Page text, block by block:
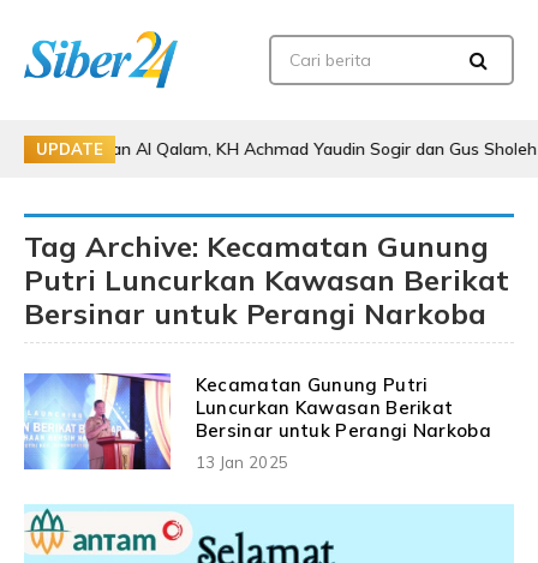
UPDATE
Al Qalam, KH Achmad Yaudin Sogir dan Gus Sholeh Beri
Tag Archive: Kecamatan Gunung
Putri Luncurkan Kawasan Berikat
Bersinar untuk Perangi Narkoba
Kecamatan Gunung Putri
Luncurkan Kawasan Berikat
Bersinar untuk Perangi Narkoba
13 Jan 2025